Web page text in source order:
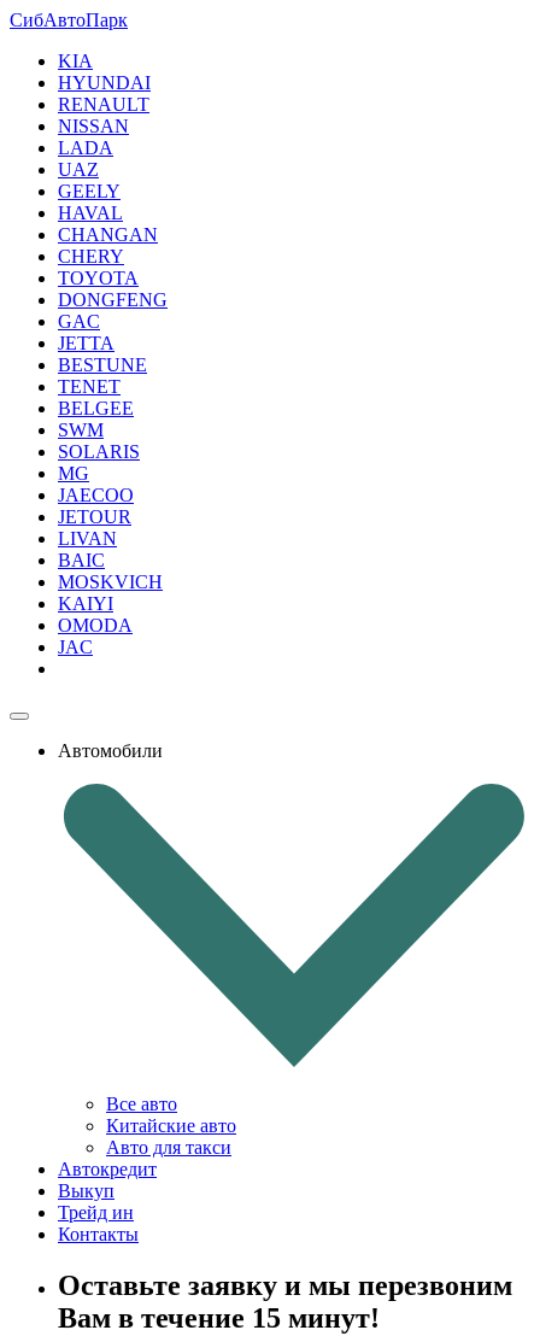
СибАвтоПарк
KIA
HYUNDAI
RENAULT
NISSAN
LADA
UAZ
GEELY
HAVAL
CHANGAN
CHERY
TOYOTA
DONGFENG
GAC
JETTA
BESTUNE
TENET
BELGEE
SWM
SOLARIS
MG
JAECOO
JETOUR
LIVAN
BAIC
MOSKVICH
KAIYI
OMODA
JAC
Автомобили
Все авто
Китайские авто
Авто для такси
Автокредит
Выкуп
Трейд ин
Контакты
Оставьте заявку и мы перезвоним
Вам в течение 15 минут!